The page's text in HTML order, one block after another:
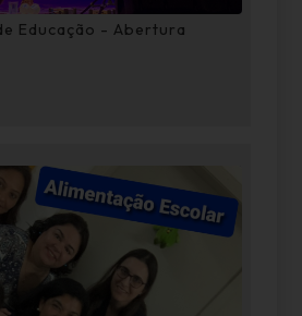
Educação - Abertura